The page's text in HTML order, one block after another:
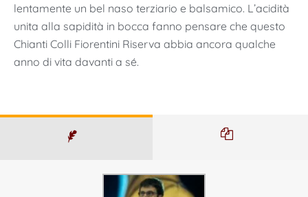
lentamente un bel naso terziario e balsamico. L’acidità
unita alla sapidità in bocca fanno pensare che questo
Chianti Colli Fiorentini Riserva abbia ancora qualche
anno di vita davanti a sé.